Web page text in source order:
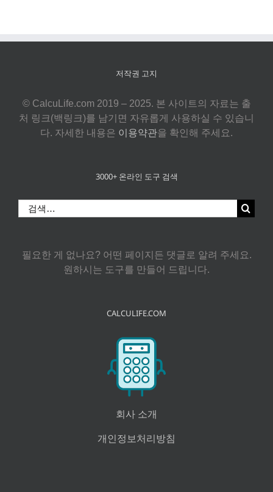
저작권 고지
© CalcuLife.com 2019 – 2025. 본 사이트의 자료는 출
처 링크(백링크)를 남기면 자유롭게 사용하실 수 있습니
다. 자세한 내용은 이용약관을 확인해 주세요.
3000+ 온라인 도구 검색
색:
필요한 게 없나요? 어떤 페이지든 댓글로 알려 주세요.
원하시는 도구를 만들어 드립니다.
CALCULIFE.COM
회사 소개
개인정보처리방침